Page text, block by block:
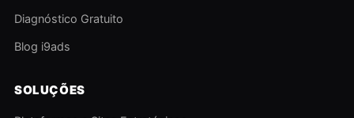
Diagnóstico Gratuito
Blog i9ads
SOLUÇÕES